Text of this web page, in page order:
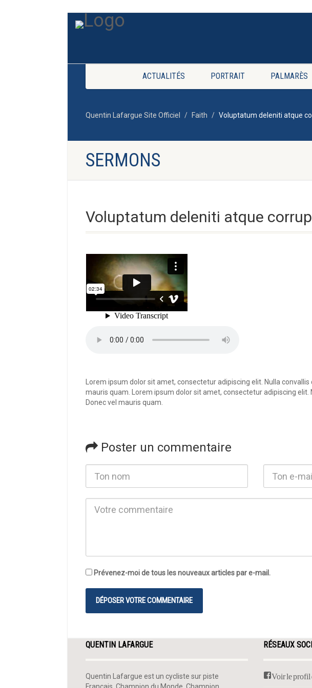
ACTUALITÉS PORTRAIT PALMARÈS
Quentin Lafargue Site Officiel Faith Voluptatum deleniti atque
SERMONS
Voluptatum deleniti atque
Lorem ipsum dolor sit amet, consectetur adipiscing elit. Nulla
mauris quam. Lorem ipsum dolor sit amet, consectetur adipiscing
Donec vel mauris quam.
Poster un commentaire
Prévenez-moi de tous les nouveaux articles par e-mail.
QUENTIN LAFARGUE
Quentin Lafargue est un cycliste sur piste
RÉSEAUX
Voir le profil